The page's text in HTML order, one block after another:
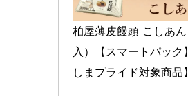
柏屋薄皮饅頭 こしあ
入）【スマートパック
しまプライド対象商品】